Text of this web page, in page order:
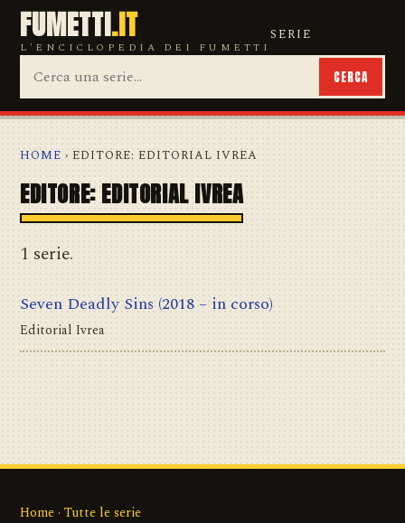
FUMETTI.IT
L'ENCICLOPEDIA DEI FUMETTI
SERIE
CERCA
HOME › EDITORE: EDITORIAL IVREA
EDITORE: EDITORIAL IVREA
1 serie.
Seven Deadly Sins (2018 – in corso)
Editorial Ivrea
Home · Tutte le serie